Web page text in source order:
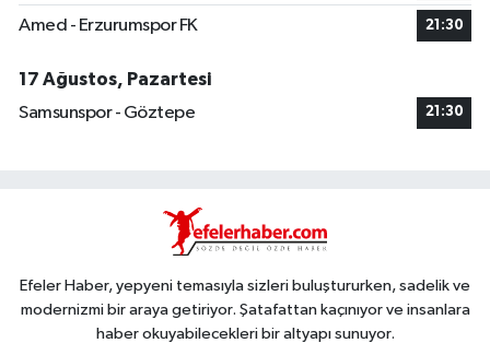
Amed - Erzurumspor FK 21:30
17 Ağustos, Pazartesi
Samsunspor - Göztepe
21:30
Efeler Haber, yepyeni temasıyla sizleri buluştururken, sadelik ve
modernizmi bir araya getiriyor. Şatafattan kaçınıyor ve insanlara
haber okuyabilecekleri bir altyapı sunuyor.